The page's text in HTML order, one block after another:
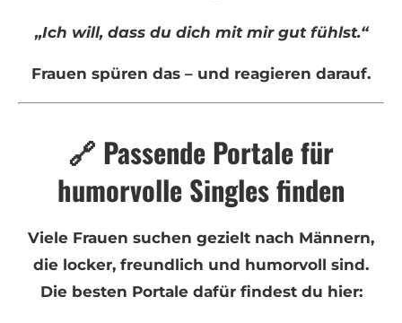
„Ich will, dass du dich mit mir gut fühlst.“
Frauen spüren das – und reagieren darauf.
🔗 Passende Portale für
humorvolle Singles finden
Viele Frauen suchen gezielt nach Männern,
die locker, freundlich und humorvoll sind.
Die besten Portale dafür findest du hier: